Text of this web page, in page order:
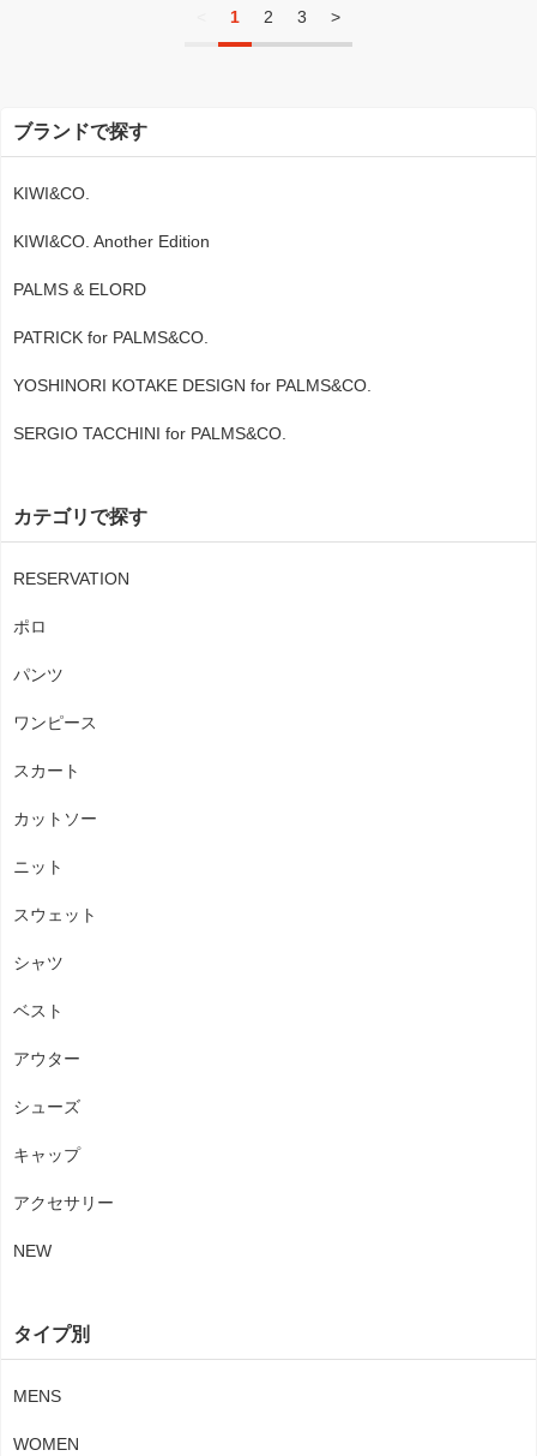
1 2 3 >
ブランドで探す
KIWI&CO.
KIWI&CO. Another Edition
PALMS & ELORD
PATRICK for PALMS&CO.
YOSHINORI KOTAKE DESIGN for PALMS&CO.
SERGIO TACCHINI for PALMS&CO.
カテゴリで探す
RESERVATION
ポロ
パンツ
ワンピース
スカート
カットソー
ニット
スウェット
シャツ
ベスト
アウター
シューズ
キャップ
アクセサリー
NEW
タイプ別
MENS
WOMEN